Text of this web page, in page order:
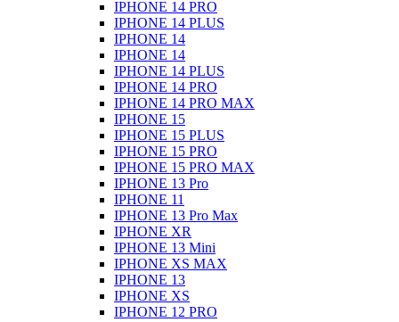
IPHONE 14 PRO
IPHONE 14 PLUS
IPHONE 14
IPHONE 14
IPHONE 14 PLUS
IPHONE 14 PRO
IPHONE 14 PRO MAX
IPHONE 15
IPHONE 15 PLUS
IPHONE 15 PRO
IPHONE 15 PRO MAX
IPHONE 13 Pro
IPHONE 11
IPHONE 13 Pro Max
IPHONE XR
IPHONE 13 Mini
IPHONE XS MAX
IPHONE 13
IPHONE XS
IPHONE 12 PRO